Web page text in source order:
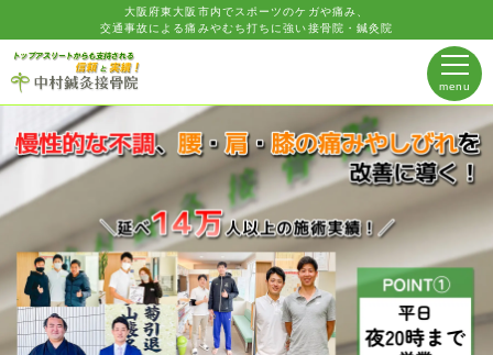
大阪府東大阪市内でスポーツのケガや痛み、
交通事故による痛みやむち打ちに強い接骨院・鍼灸院